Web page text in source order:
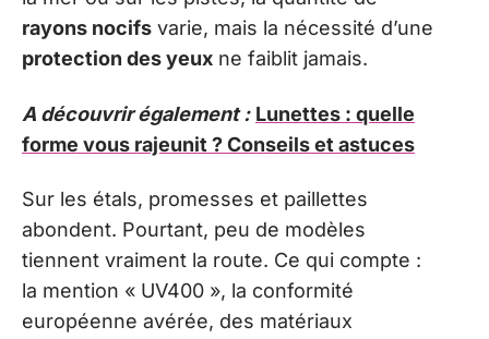
rayons nocifs varie, mais la nécessité d’une
protection des yeux ne faiblit jamais.
A découvrir également : Lunettes : quelle
forme vous rajeunit ? Conseils et astuces
Sur les étals, promesses et paillettes
abondent. Pourtant, peu de modèles
tiennent vraiment la route. Ce qui compte :
la mention « UV400 », la conformité
européenne avérée, des matériaux